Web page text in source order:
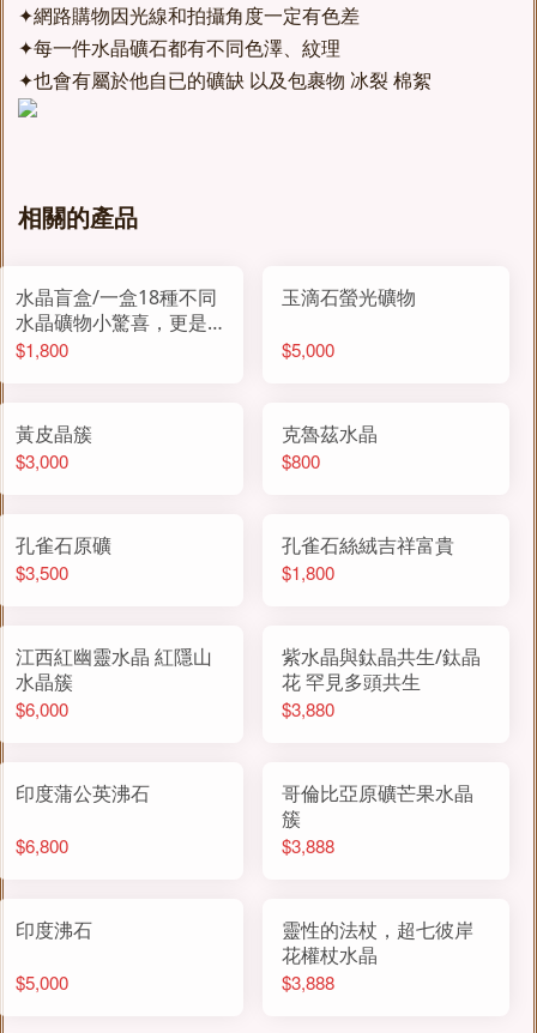
✦網路購物因光線和拍攝角度一定有色差
✦每一件水晶礦石都有不同色澤、紋理
✦也會有屬於他自已的礦缺 以及包裹物 冰裂 棉絮
相關的產品
水晶盲盒/一盒18種不同
水晶礦物小驚喜，更是
能量的載體
$1,800
玉滴石螢光礦物
$5,000
黃皮晶簇
$3,000
克魯茲水晶
$800
孔雀石原礦
$3,500
孔雀石絲絨吉祥富貴
$1,800
江西紅幽靈水晶 紅隱山
水晶簇
$6,000
紫水晶與鈦晶共生/鈦晶
花 罕見多頭共生
$3,880
印度蒲公英沸石
$6,800
哥倫比亞原礦芒果水晶
簇
$3,888
印度沸石
$5,000
靈性的法杖，超七彼岸
花權杖水晶
$3,888